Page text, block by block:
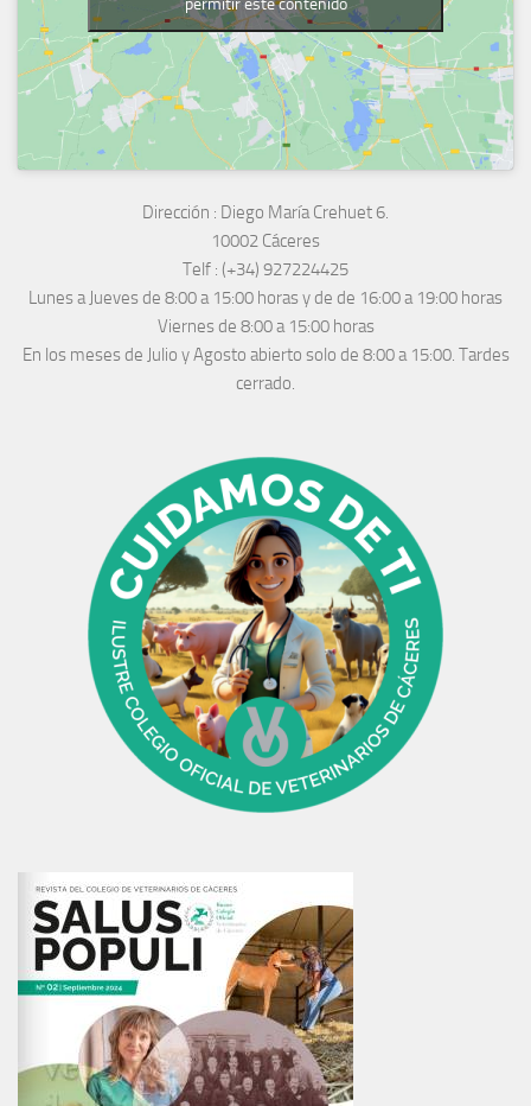
permitir este contenido
Dirección : Diego María Crehuet 6.
10002 Cáceres
Telf : (+34) 927224425
Lunes a Jueves de 8:00 a 15:00 horas y de de 16:00 a 19:00 horas
Viernes de 8:00 a 15:00 horas
En los meses de Julio y Agosto abierto solo de 8:00 a 15:00. Tardes
cerrado.